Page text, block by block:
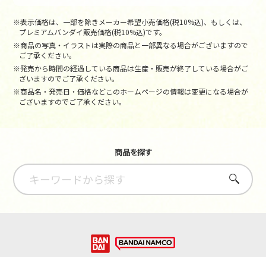
※表示価格は、一部を除きメーカー希望小売価格(税10%込)、もしくは、
プレミアムバンダイ販売価格(税10%込)です。
※商品の写真・イラストは実際の商品と一部異なる場合がございますので
ご了承ください。
※発売から時間の経過している商品は生産・販売が終了している場合がご
ざいますのでご了承ください。
※商品名・発売日・価格などこのホームページの情報は変更になる場合が
ございますのでご了承ください。
商品を探す
さがす